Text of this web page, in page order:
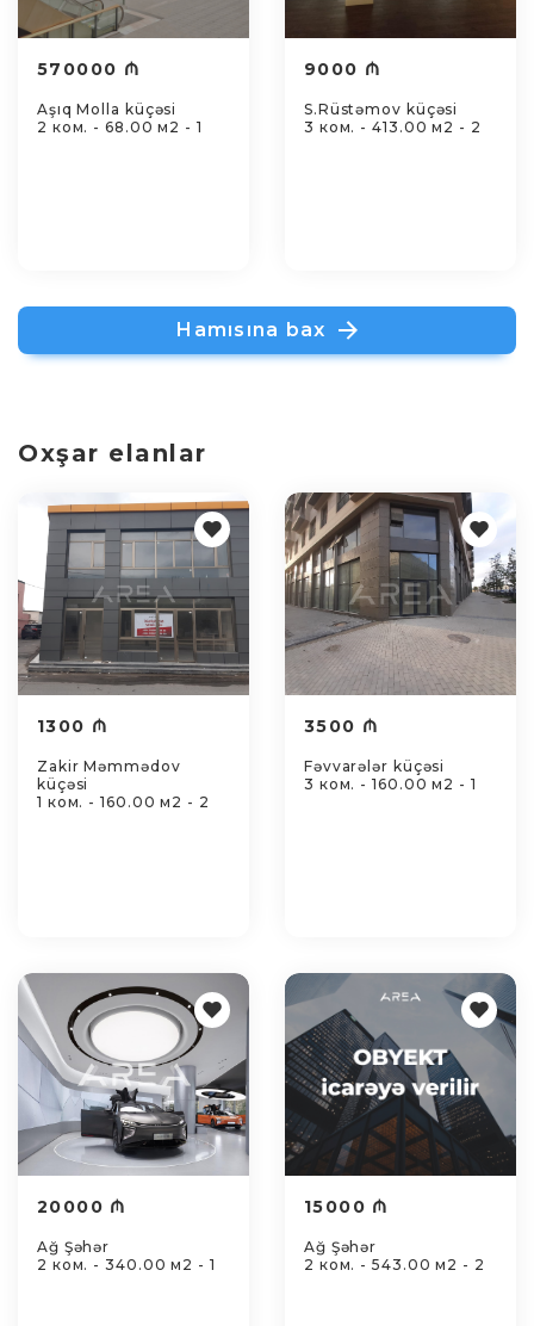
570000 ₼
Aşıq Molla küçəsi
2 ком. - 68.00 м2 - 1
9000 ₼
S.Rüstəmov küçəsi
3 ком. - 413.00 м2 - 2
Hamısına bax
Oxşar elanlar
1300 ₼
Zakir Məmmədov
küçəsi
1 ком. - 160.00 м2 - 2
3500 ₼
Fəvvarələr küçəsi
3 ком. - 160.00 м2 - 1
20000 ₼
Ağ Şəhər
2 ком. - 340.00 м2 - 1
15000 ₼
Ağ Şəhər
2 ком. - 543.00 м2 - 2